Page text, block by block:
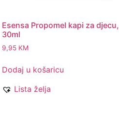
Esensa Propomel kapi za djecu,
30ml
9,95 KM
Dodaj u košaricu
Lista želja